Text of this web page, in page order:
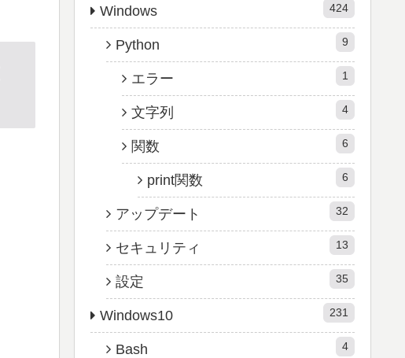
Windows 424
Python 9
エラー 1
文字列 4
関数 6
print関数 6
アップデート 32
セキュリティ 13
設定 35
Windows10 231
Bash 4